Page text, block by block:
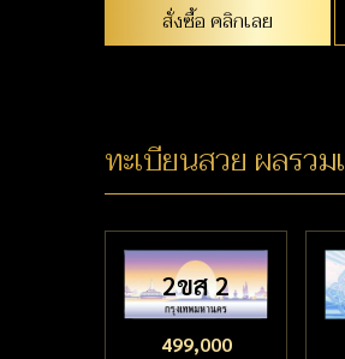
สั่งซื้อ คลิกเลย
ทะเบียนสวย ผลรว
2ขส 2
499,000